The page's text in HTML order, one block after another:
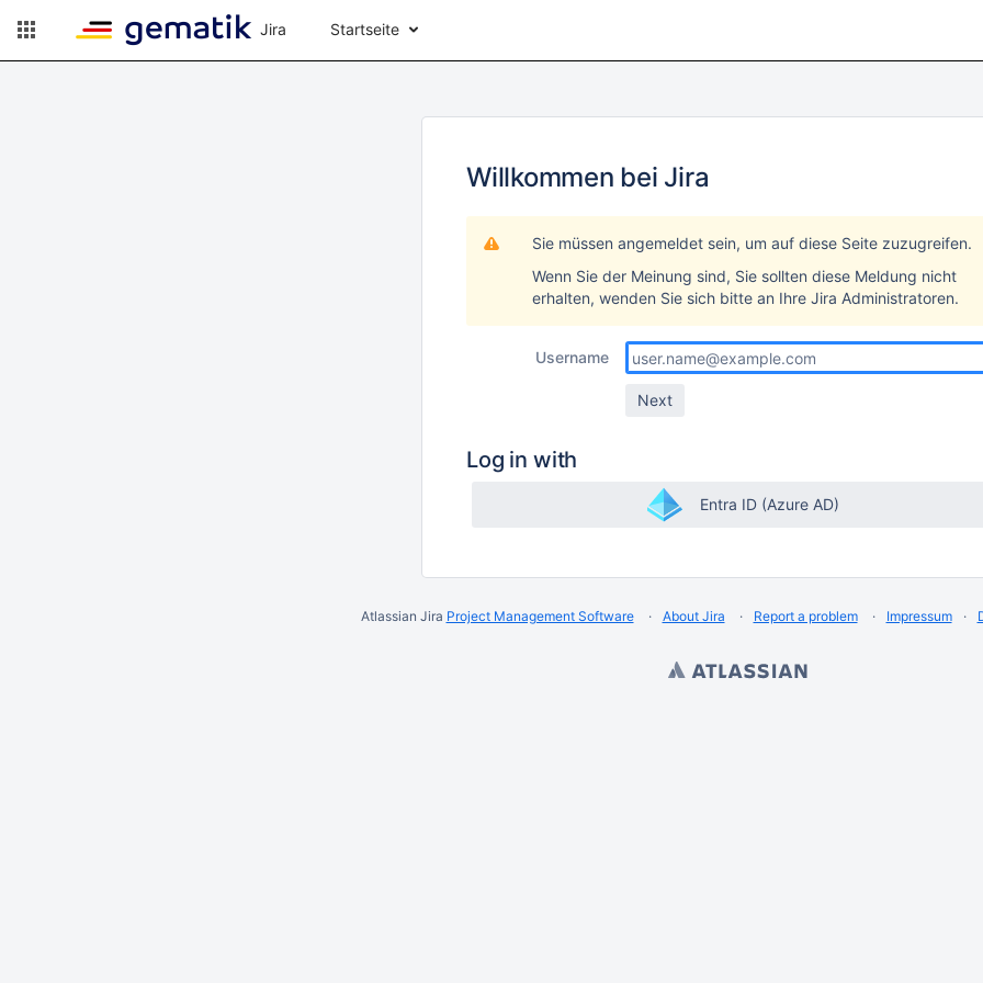
Jira Startseite
Willkommen bei Jira
Sie müssen angemeldet sein, um auf diese Seite zuzugreifen.
Wenn Sie der Meinung sind, Sie sollten diese Meldung nicht
erhalten, wenden Sie sich bitte an Ihre Jira Administratoren.
Username
Log in with
Entra ID (Azure AD)
Atlassian Jira Project Management Software About Jira Report a problem Impressum